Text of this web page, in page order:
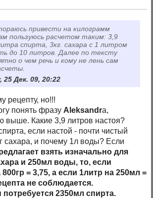
привести на килограмм
пользуюсь расчетом таким: 3,9
спирта, 3кг. сахара с 1 литром
до 10 литров. Далее по тексту
о чем речь и кому не лень сам
25 Дек. 09, 20:22
рецепту, но!!!
понять фразу Aleksandrа,
выше. Какие 3,9 литров настоя?
если настой - почти чистый
сахара, и почему 1л воды? Если
взять изначально для
и 250мл воды, то, если
= 3,75, а если 1литр на 250мл =
не соблюдается.
2350мл спирта.